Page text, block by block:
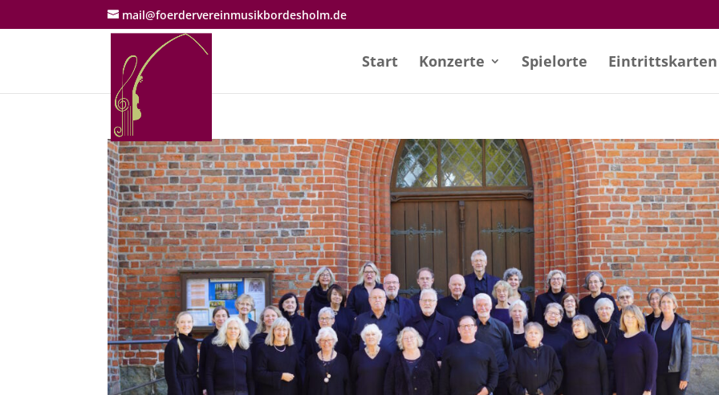
mail@foerdervereinmusikbordesholm.de
Start Konzerte Spielorte Eintritts­karten